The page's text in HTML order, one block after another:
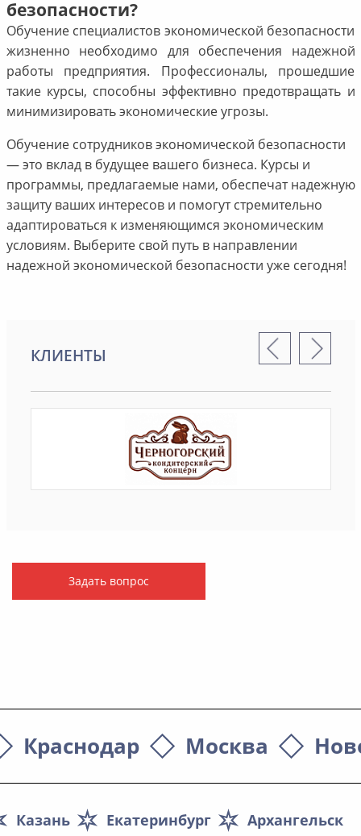
безопасности?
Обучение специалистов экономической безопасности
жизненно необходимо для обеспечения надежной
работы предприятия. Профессионалы, прошедшие
такие курсы, способны эффективно предотвращать и
минимизировать экономические угрозы.
Обучение сотрудников экономической безопасности
— это вклад в будущее вашего бизнеса. Курсы и
программы, предлагаемые нами, обеспечат надежную
защиту ваших интересов и помогут стремительно
адаптироваться к изменяющимся экономическим
условиям. Выберите свой путь в направлении
надежной экономической безопасности уже сегодня!
КЛИЕНТЫ
Задать вопрос
Краснодар Москва
Архангельск
Екатеринбург
Казань